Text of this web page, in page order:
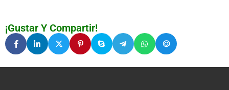
¡Gustar Y Compartir!